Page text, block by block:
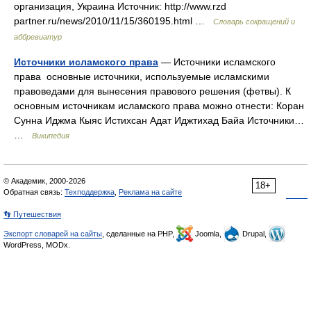
организация, Украина Источник: http://www.rzd
partner.ru/news/2010/11/15/360195.html …
Словарь сокращений и
аббревиатур
Источники исламского права — Источники исламского
права основные источники, используемые исламскими
правоведами для вынесения правового решения (фетвы). К
основным источникам исламского права можно отнести: Коран
Сунна Иджма Кыяс Истихсан Адат Иджтихад Байа Источники…
Википедия
18+
© Академик, 2000-2026
Обратная связь: Техподдержка Реклама на сайте
👣 Путешествия
Экспорт словарей на сайты , сделанные на PHP, Joomla,
Drupal,
WordPress, MODx.